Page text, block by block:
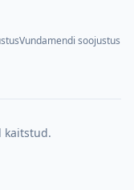
Vundamendi soojustus
kaitstud.